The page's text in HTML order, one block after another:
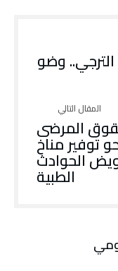
وضو
المرضى
توفير مناخ
الحوادث
الطبية